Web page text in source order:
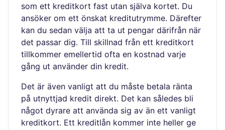
som ett kreditkort fast utan själva kortet. Du
ansöker om ett önskat kreditutrymme. Därefter
kan du sedan välja att ta ut pengar därifrån när
det passar dig. Till skillnad från ett kreditkort
tillkommer emellertid ofta en kostnad varje
gång ut använder din kredit.
Det är även vanligt att du måste betala ränta
på utnyttjad kredit direkt. Det kan således bli
något dyrare att använda sig av än ett vanligt
kreditkort. Ett kreditlån kommer inte heller ge